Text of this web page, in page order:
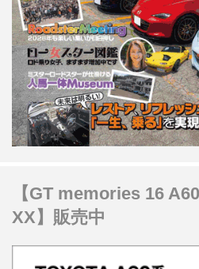
【GT memories 16
XX】販売中